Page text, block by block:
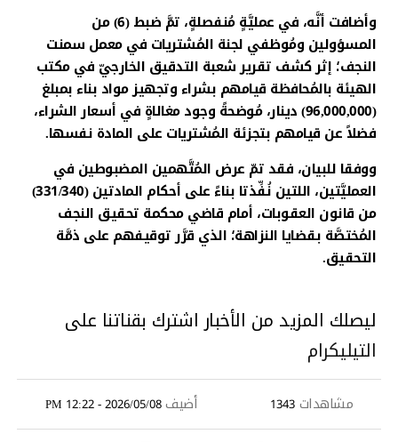
وأضافت أنَّه، في عمليَّةٍ مُنفصلةٍ، تمَّ ضبط (6) من
المسؤولين ومُوظفي لجنة المُشتريات في معمل سمنت
النجف؛ إثر كشف تقرير شعبة التدقيق الخارجيّ في مكتب
الهيئة بالمُحافظة قيامهم بشراء وتجهيز مواد بناء بمبلغ
(96,000,000) دينار، مُوضحةً وجود مغالاةٍ في أسعار الشراء،
فضلاً عن قيامهم بتجزئة المُشتريات على المادة نفسها.
ووفقا للبيان، فقد تمّ عرض المُتَّهمين المضبوطين في
العمليَّتين، اللتين نُفِّذتا بناءً على أحكام المادتين (331/340)
من قانون العقوبات، أمام قاضي محكمة تحقيق النجف
المُختصَّة بقضايا النزاهة؛ الذي قرَّر توقيفهم على ذمَّة
التحقيق.
ليصلك المزيد من الأخبار اشترك بقناتنا على
التيليكرام
مشاهدات 1343 أضيف2026/05/08 - 12:22 PM